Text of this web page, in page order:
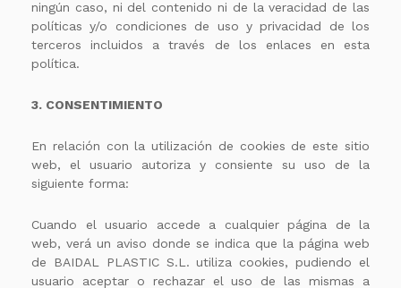
ningún caso, ni del contenido ni de la veracidad de las
políticas y/o condiciones de uso y privacidad de los
terceros incluidos a través de los enlaces en esta
política.
3. CONSENTIMIENTO
En relación con la utilización de cookies de este sitio
web, el usuario autoriza y consiente su uso de la
siguiente forma:
Cuando el usuario accede a cualquier página de la
web, verá un aviso donde se indica que la página web
de BAIDAL PLASTIC S.L. utiliza cookies, pudiendo el
usuario aceptar o rechazar el uso de las mismas a